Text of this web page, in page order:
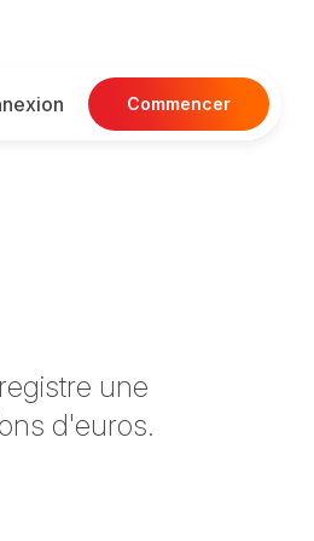
Commencer
une
d'euros.